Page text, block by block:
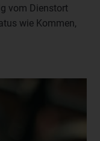
vom Dienstort
wie Kommen,